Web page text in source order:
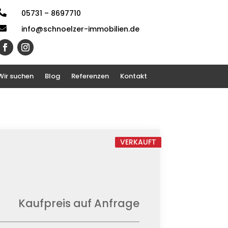
05731 – 8697710
info@schnoelzer-immobilien.de
suchen Blog Referenzen Kontakt
VERKAUFT
Kaufpreis auf Anfrage